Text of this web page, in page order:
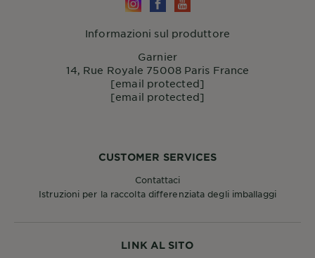
LINK AL SITO
CUSTOMER SERVICES
Contattaci
Istruzioni per la raccolta differenziata degli imballaggi
Informazioni sul produttore
Garnier
14, Rue Royale 75008 Paris France
[email protected]
[email protected]